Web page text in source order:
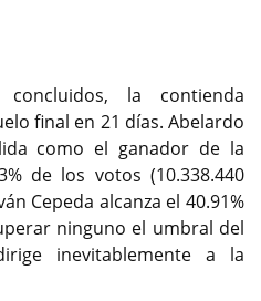
la contienda
final en 21 días. Abelardo
como el ganador de la
de los votos (10.338.440
Cepeda alcanza el 40.91%
ninguno el umbral del
inevitablemente a la